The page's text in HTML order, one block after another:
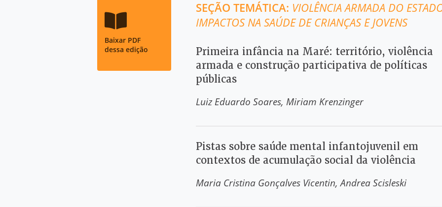
Baixar PDF
dessa edição
SEÇÃO TEMÁTICA: VIOLÊNCIA ARMADA DO
IMPACTOS NA SAÚDE DE CRIANÇAS E JOVENS
Primeira infância na Maré: território, violência
armada e construção participativa de políticas
públicas
Luiz Eduardo Soares Miriam Krenzinger
Pistas sobre saúde mental infantojuvenil em
contextos de acumulação social da violência
Maria Cristina Gonçalves Vicentin Andrea Scisleski